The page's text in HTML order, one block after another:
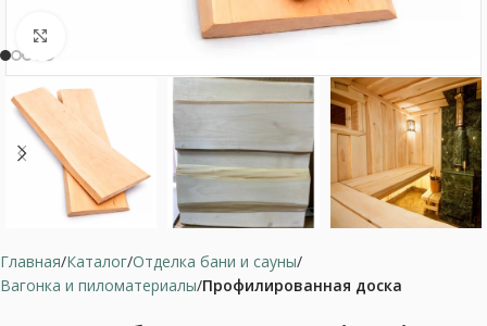
Нажмите, чтобы увеличить
Главная Каталог Отделка бани и сауны
Вагонка и пиломатериалы Профилированная доска